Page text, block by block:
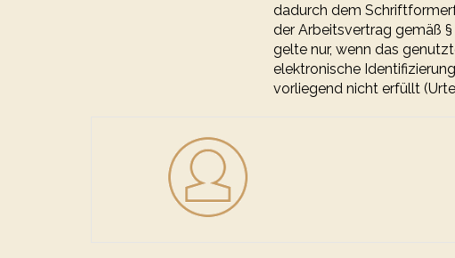
dadurch dem
der Arbeitsvertrag gemäß
gelte nur, wenn das
elektronische
vorliegend nicht erfüllt